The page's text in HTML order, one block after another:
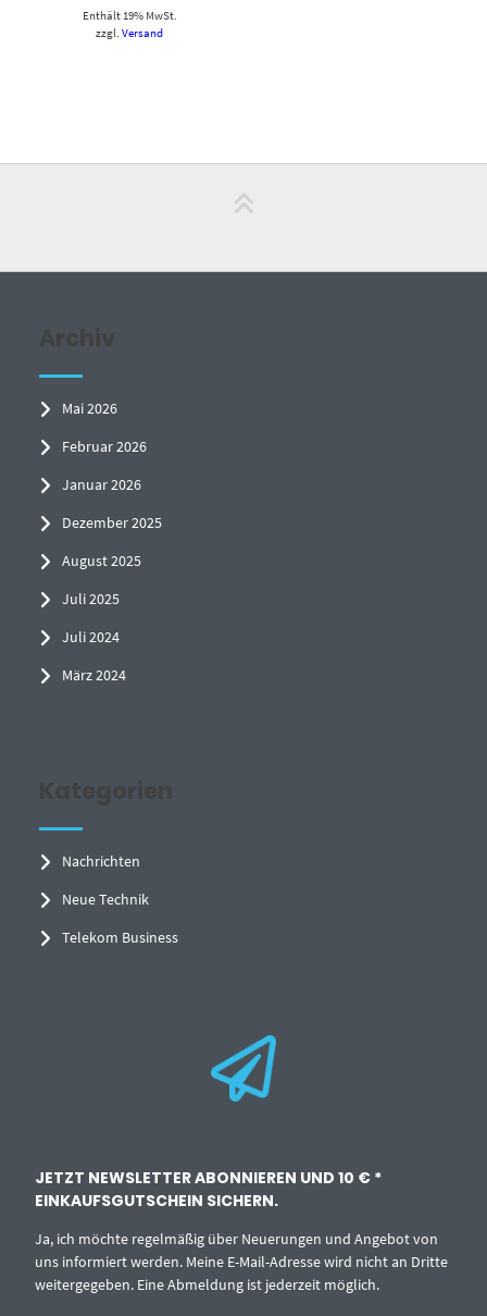
Enthält 19% MwSt.
zzgl.Versand
Archiv
Mai 2026
Februar 2026
Januar 2026
Dezember 2025
August 2025
Juli 2025
Juli 2024
März 2024
Kategorien
Nachrichten
Neue Technik
Telekom Business
JETZT NEWSLETTER ABONNIEREN UND 10 € *
EINKAUFSGUTSCHEIN SICHERN.
Ja, ich möchte regelmäßig über Neuerungen und Angebot von
uns informiert werden. Meine E-Mail-Adresse wird nicht an Dritte
weitergegeben. Eine Abmeldung ist jederzeit möglich.